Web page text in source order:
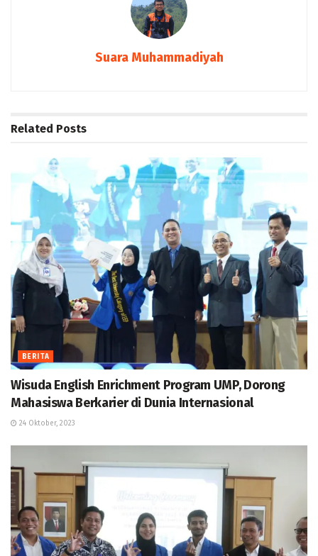
Suara Muhammadiyah
Related Posts
BERITA
Wisuda English Enrichment Program UMP, Dorong
Mahasiswa Berkarier di Dunia Internasional
24 Oktober, 2023